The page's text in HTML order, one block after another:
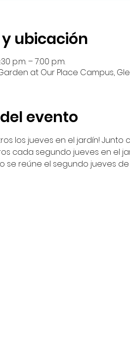
ubicación
p.m. – 7:00 p.m.
at Our Place Campus,
evento
los jueves en el jardín!
cada segundo jueves en el
se reúne el segundo jueves